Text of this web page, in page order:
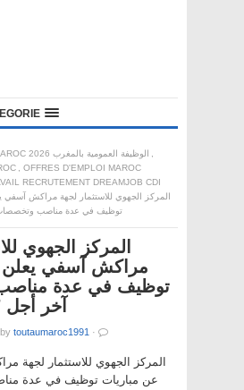
ALWADIFA MAROC 2026 الوظيفة العمومية بالمغرب
,
, OFFRES D'EMPLOI MAROC
RECRUTEMENT DREAMJOB CDI
المركز الجهوي للاستثمار لجهة مراكش آسفي
توظيف في عدة مناصب وتخصصات آخر أجل
المركز الجهوي
مراكش آسفي يعلن
توظيف في عدة
آخر أجل 7 يناير 2026
by toutaumaroc1991 ·